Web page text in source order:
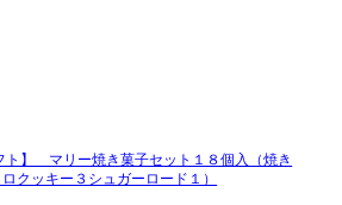
】 マリー焼き菓子セット１８個入（焼き
クッキー３シュガーロード１）